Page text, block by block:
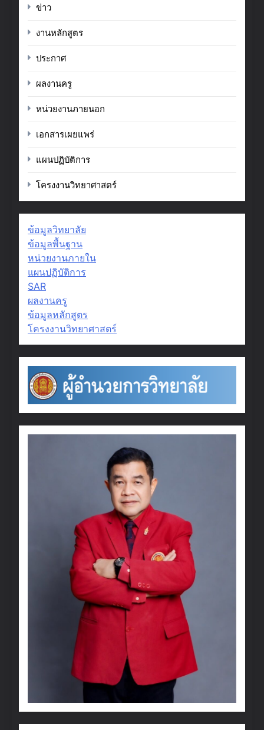
ข่าว
งานหลักสูตร
ประกาศ
ผลงานครู
หน่วยงานภายนอก
เอกสารเผยแพร่
แผนปฏิบัติการ
โครงงานวิทยาศาสตร์
ข้อมูลวิทยาลัย
ข้อมูลพื้นฐาน
หน่วยงานภายใน
แผนปฏิบัติการ
SAR
ผลงานครู
ข้อมูลหลักสูตร
โครงงานวิทยาศาสตร์